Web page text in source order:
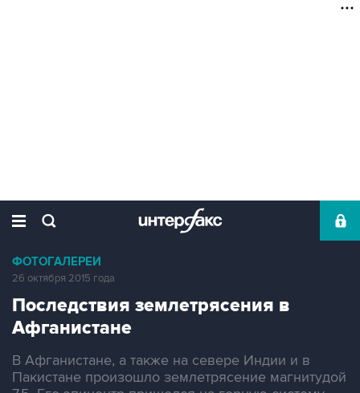
ФОТОГАЛЕРЕИ
26 октября 2015 года
Последствия землетрясения в
Афганистане
В Афганистане, а также на севере Индии и в
Пакистане произошло землетрясение магнитудой